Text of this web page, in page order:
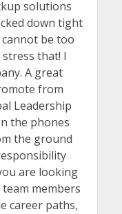
solutions
down tight
be too
that! I
A great
from
Leadership
the phones
the ground
are looking
members
career paths,